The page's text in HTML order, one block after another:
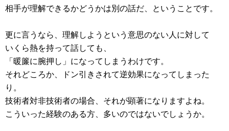
相手が理解できるかどうかは別の話だ、ということです。
更に言うなら、理解しようという意思のない人に対して
いくら熱を持って話しても、
「暖簾に腕押し」になってしまうわけです。
それどころか、ドン引きされて逆効果になってしまった
り。
技術者対非技術者の場合、それが顕著になりますよね。
こういった経験のある方、多いのではないでしょうか。